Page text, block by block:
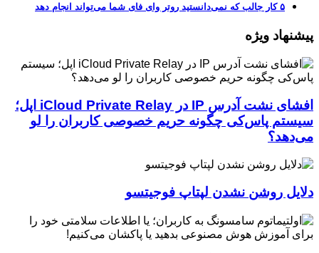
۵ کار جالب که نمی‌دانستید روتر وای فای شما می‌تواند انجام دهد
پیشنهاد ویژه
افشای نشت آدرس IP در iCloud Private Relay اپل؛
سیستم پاس‌کی چگونه حریم خصوصی کاربران را لو
می‌دهد؟
دلایل روشن نشدن لپتاپ فوجیتسو